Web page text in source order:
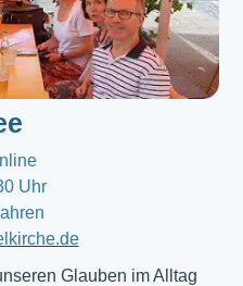
Uhr
Glauben im Alltag